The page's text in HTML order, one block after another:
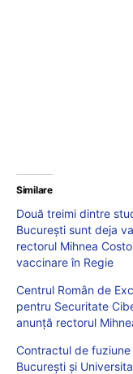
Similare
Două treimi dintre
București sunt deja
rectorul Mihnea
vaccinare în Regie
Centrul Român de
pentru Securitate
anunță rectorul
Contractul de
București și